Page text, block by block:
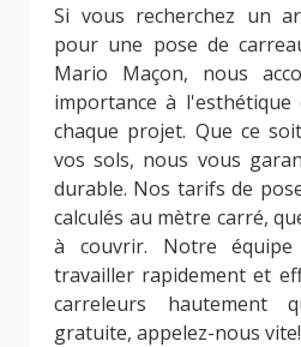
Si vous recherchez un
pour une pose de
Mario Maçon, nous
importance à
chaque projet. Que ce
vos sols, nous vous
durable. Nos tarifs de
calculés au mètre carré,
à couvrir. Notre
travailler rapidement et
carreleurs hautement
gratuite, appelez-nous vite!